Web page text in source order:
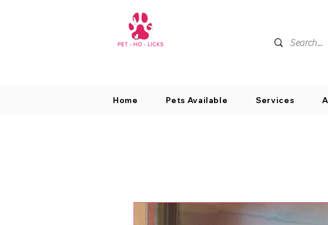
Home Pets Available Services